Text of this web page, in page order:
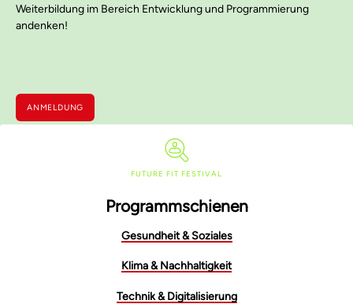
Weiterbildung im Bereich Entwicklung und Programmierung
andenken!
ANMELDUNG
FUTURE FIT FESTIVAL
Programmschienen
Gesundheit & Soziales
Klima & Nachhaltigkeit
Technik & Digitalisierung